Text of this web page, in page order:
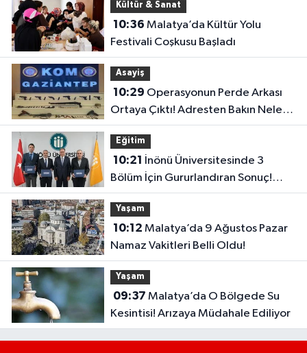
Kültür & Sanat
10:36
Festivali Coşkusu Başladı
Asayiş
10:29
Ortaya Çıktı! Adresten Bakın Neler
Çıktı
Eğitim
10:21
Bölüm İçin Gururlandıran Sonuç!
2028’e Kadar Geçerli
Yaşam
10:12
Namaz Vakitleri Belli Oldu!
Yaşam
09:37
Kesintisi! Arızaya Müdahale Ediliyor